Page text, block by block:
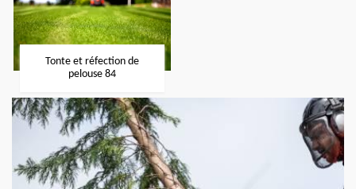
Tonte et réfection de
pelouse 84